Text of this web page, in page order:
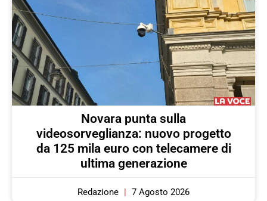
Novara punta sulla
videosorveglianza: nuovo progetto
da 125 mila euro con telecamere di
ultima generazione
Redazione 7 Agosto 2026